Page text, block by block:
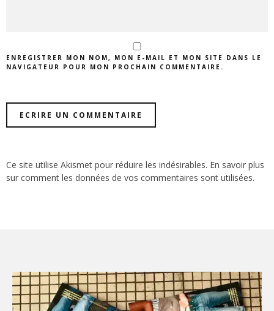
ENREGISTRER MON NOM, MON E-MAIL ET MON SITE DANS LE
NAVIGATEUR POUR MON PROCHAIN COMMENTAIRE.
Ce site utilise Akismet pour réduire les indésirables. En savoir plus
sur comment les données de vos commentaires sont utilisées.